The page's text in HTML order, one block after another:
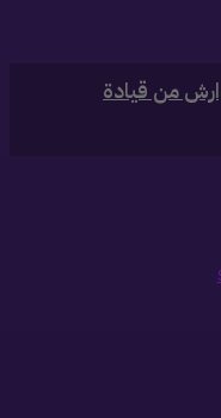
من قيادة